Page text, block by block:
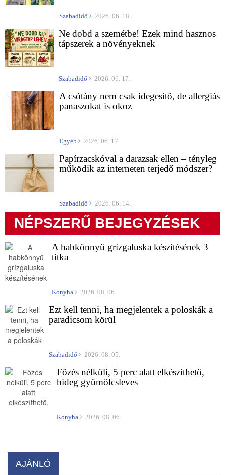
Szabadidő 2026. 06. 18.
Ne dobd a szemétbe! Ezek mind hasznos
tápszerek a növényeknek
Szabadidő 2026. 06. 17.
A csótány nem csak idegesítő, de allergiás
panaszokat is okoz
Egyéb 2026. 06. 17.
Papírzacskóval a darazsak ellen – tényleg
működik az interneten terjedő módszer?
Szabadidő 2026. 06. 14.
NÉPSZERŰ BEJEGYZÉSEK
A habkönnyű grízgaluska készítésének 3
titka
Konyha 2026. 08. 06.
Ezt kell tenni, ha megjelentek a poloskák a
paradicsom körül
Szabadidő 2026. 08. 05.
Főzés nélküli, 5 perc alatt elkészíthető,
hideg gyümölcsleves
Konyha 2026. 08. 06.
AJÁNLÓ